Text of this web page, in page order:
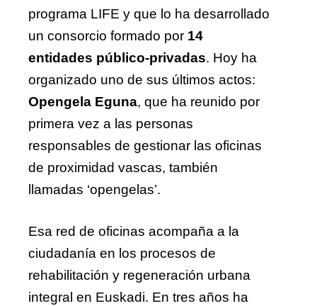
programa LIFE y que lo ha desarrollado
un consorcio formado por 14
entidades público-privadas. Hoy ha
organizado uno de sus últimos actos:
Opengela Eguna, que ha reunido por
primera vez a las personas
responsables de gestionar las oficinas
de proximidad vascas, también
llamadas ‘opengelas’.
Esa red de oficinas acompaña a la
ciudadanía en los procesos de
rehabilitación y regeneración urbana
integral en Euskadi. En tres años ha